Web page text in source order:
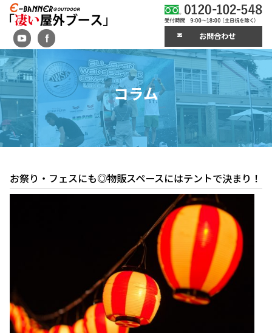
お問合わせ
コラム
お祭り・フェスにも◎物販スペースにはテントで決ま